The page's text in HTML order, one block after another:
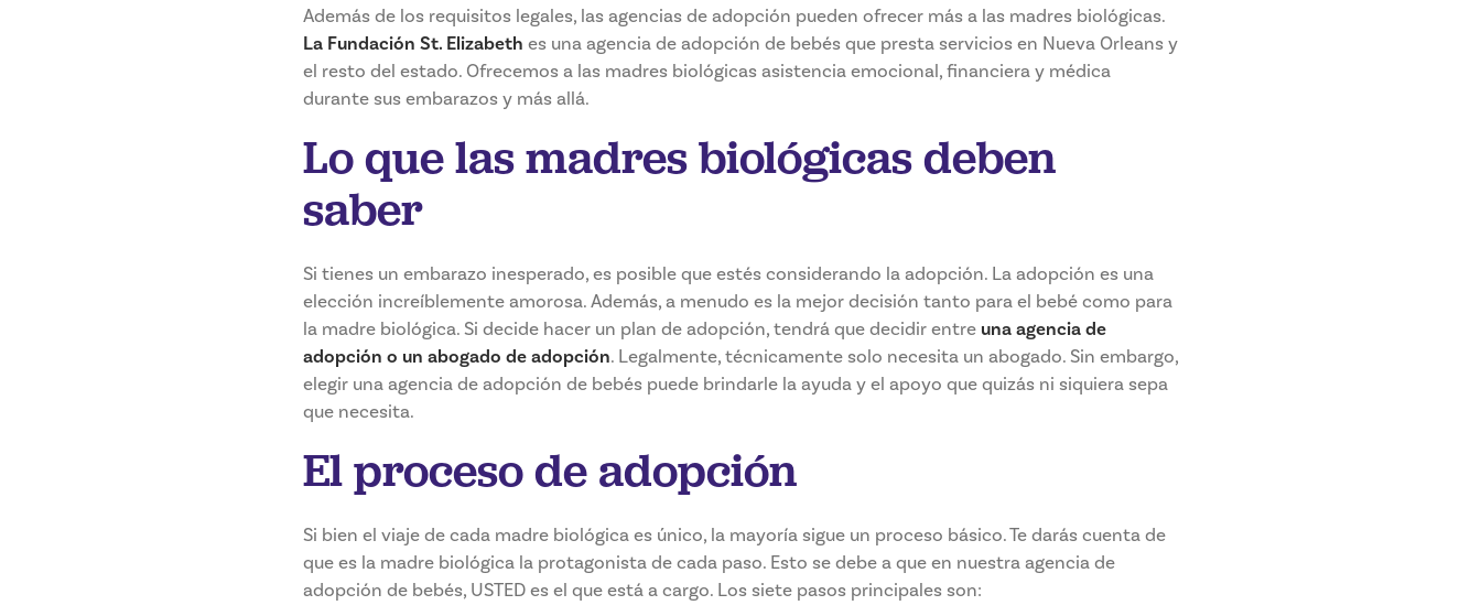
Además de los requisitos legales, las agencias de adopción pueden ofrecer más a las madres biológicas.
La Fundación St. Elizabeth es una agencia de adopción de bebés que presta servicios en Nueva Orleans y
el resto del estado. Ofrecemos a las madres biológicas asistencia emocional, financiera y médica
durante sus embarazos y más allá.
Lo que las madres biológicas deben
saber
Si tienes un embarazo inesperado, es posible que estés considerando la adopción. La adopción es una
elección increíblemente amorosa. Además, a menudo es la mejor decisión tanto para el bebé como para
la madre biológica. Si decide hacer un plan de adopción, tendrá que decidir entre una agencia de
adopción o un abogado de adopción. Legalmente, técnicamente solo necesita un abogado. Sin embargo,
elegir una agencia de adopción de bebés puede brindarle la ayuda y el apoyo que quizás ni siquiera sepa
que necesita.
El proceso de adopción
Si bien el viaje de cada madre biológica es único, la mayoría sigue un proceso básico. Te darás cuenta de
que es la madre biológica la protagonista de cada paso. Esto se debe a que en nuestra agencia de
adopción de bebés, USTED es el que está a cargo. Los siete pasos principales son: